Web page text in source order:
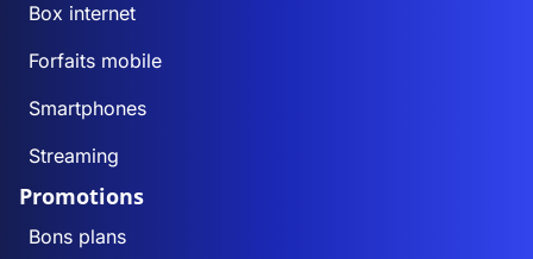
Box internet
Forfaits mobile
Smartphones
Streaming
Promotions
Bons plans